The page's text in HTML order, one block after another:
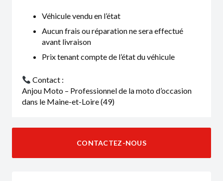
Véhicule vendu en l’état
Aucun frais ou réparation ne sera effectué
avant livraison
Prix tenant compte de l’état du véhicule
Contact :
Anjou Moto – Professionnel de la moto d’occasion
dans le Maine-et-Loire (49)
CONTACTEZ-NOUS